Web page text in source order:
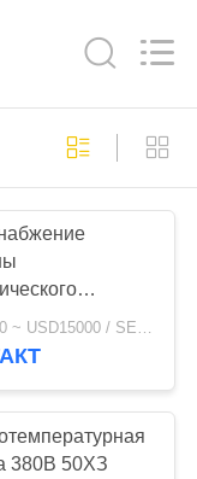
камеры
Ипкс9К
USD3000 ~ USD15000 / SET MOQ:1 комплект
380В 50ХЗ